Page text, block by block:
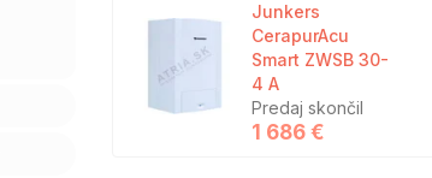
Junkers
CerapurAcu
Smart ZWSB 30-
4 A
Predaj skončil
1 686 €